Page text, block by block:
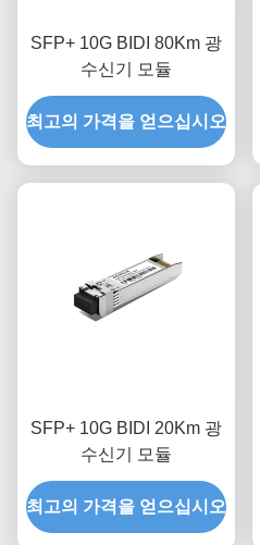
SFP+ 10G BIDI 80Km 광
수신기 모듈
최고의 가격을 얻으십시오
SFP+ 10G BIDI 20Km 광
수신기 모듈
최고의 가격을 얻으십시오